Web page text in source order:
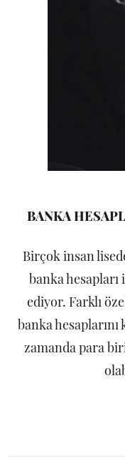
BANKA
Birçok insan
banka
ediyor. Farklı
banka hesaplarını
zamanda para